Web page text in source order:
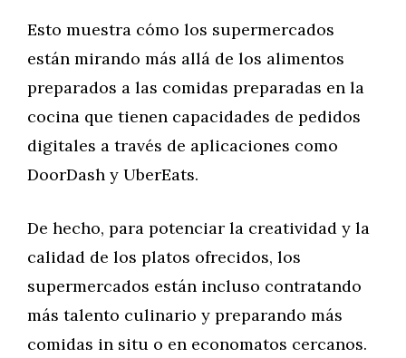
Esto muestra cómo los supermercados
están mirando más allá de los alimentos
preparados a las comidas preparadas en la
cocina que tienen capacidades de pedidos
digitales a través de aplicaciones como
DoorDash y UberEats.
De hecho, para potenciar la creatividad y la
calidad de los platos ofrecidos, los
supermercados están incluso contratando
más talento culinario y preparando más
comidas in situ o en economatos cercanos.